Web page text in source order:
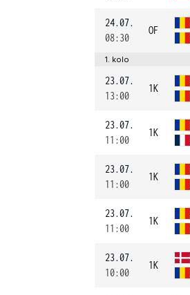
24.07.
08:30
OF
1. kolo
23.07.
13:00
1K
23.07.
11:00
1K
23.07.
11:00
1K
23.07.
11:00
1K
23.07.
10:00
1K